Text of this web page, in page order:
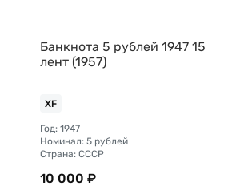
Банкнота 5 рублей 1947 15
лент (1957)
XF
Год: 1947
Номинал: 5 рублей
Страна: СССР
10 000 ₽